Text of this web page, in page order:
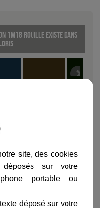
1m18 Rouille existe dans
Vert
paniersite, des cookies
déposés sur votre
portable ou
déposé sur votre